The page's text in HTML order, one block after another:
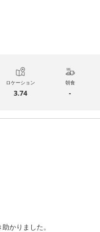
ロケーション
3.74
朝食
-
かりました。